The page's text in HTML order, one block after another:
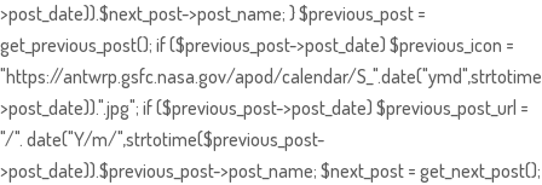
>post_date)).$next_post->post_name; } $previous_post =
get_previous_post(); if ($previous_post->post_date) $previous_icon =
"https://antwrp.gsfc.nasa.gov/apod/calendar/
>post_date)).".jpg"; if ($previous_post->post_date) $previous_post_url =
"/". date("Y/m/",strtotime($previous_post-
>post_date)).$previous_post->post_name; $next_post = get_next_post();